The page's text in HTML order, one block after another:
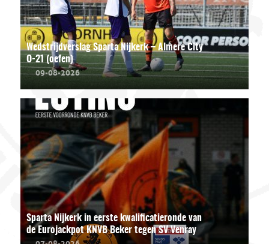
Wedstrijdverslag Sparta Nijkerk – Almere City
O-21 (oefen)
09-08-2026
Sparta Nijkerk in eerste kwalificatieronde van
de Eurojackpot KNVB Beker tegen SV Venray